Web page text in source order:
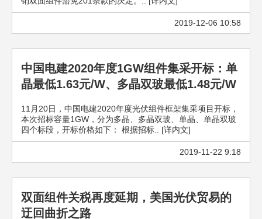
2019-12-06 10:58
中国电建2020年度1GW组件集采开标：单
晶最低1.63元/W、多晶双玻最低1.48元/W
11月20日，中国电建2020年度光伏组件框架集采项目开标，
本次招标容量1GW，分为多晶、多晶双玻、单晶、单晶双玻
四个标段，开标价格如下： 根据招标.. [详内文]
2019-11-22 9:18
双面组件关税再度延期，美国光伏贸易的
迂回曲折之路